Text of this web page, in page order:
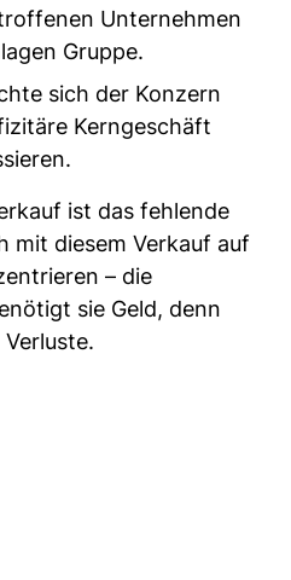
Unternehmen
Gruppe.
sich der Konzern
Kerngeschäft
ist das fehlende
mit diesem Verkauf auf
– die
sie Geld, denn